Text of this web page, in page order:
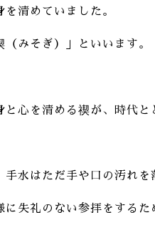
を清めていました。
（みそぎ）」といいます。
と心を清める禊が、時代
手水はただ手や口の汚れ
に失礼のない参拝をするた